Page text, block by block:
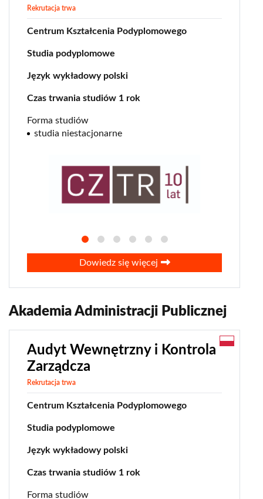
Rekrutacja trwa
Centrum Kształcenia Podyplomowego
Studia podyplomowe
Język wykładowy polski
Czas trwania studiów 1 rok
Forma studiów
studia niestacjonarne
Dowiedz się więcej
Akademia Administracji Publicznej
Audyt Wewnętrzny i Kontrola
Zarządcza
Rekrutacja trwa
Centrum Kształcenia Podyplomowego
Studia podyplomowe
Język wykładowy polski
Czas trwania studiów 1 rok
Forma studiów